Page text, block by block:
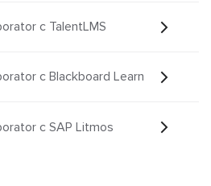
с TalentLMS
с Blackboard Learn
с SAP Litmos